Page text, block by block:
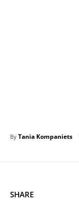
By Tania Kompaniets
SHARE